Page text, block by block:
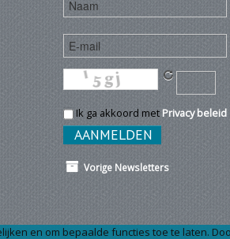
Ik ga akkoord met Privacy beleid
Vorige Newsletters
en om bepaalde functies toe te laten.